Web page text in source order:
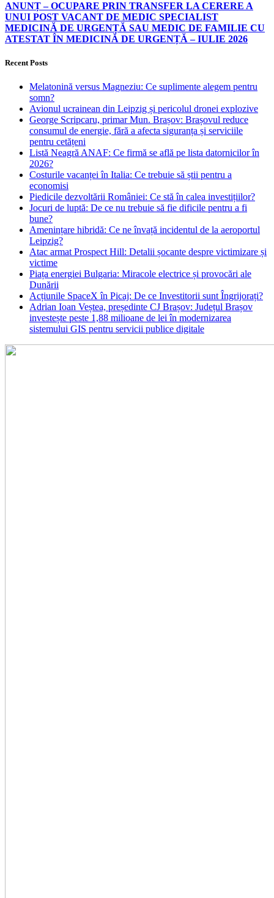
ANUNȚ – OCUPARE PRIN TRANSFER LA CERERE A
UNUI POST VACANT DE MEDIC SPECIALIST
MEDICINĂ DE URGENȚĂ SAU MEDIC DE FAMILIE CU
ATESTAT ÎN MEDICINĂ DE URGENȚĂ – IULIE 2026
Recent Posts
Melatonină versus Magneziu: Ce suplimente alegem pentru
somn?
Avionul ucrainean din Leipzig și pericolul dronei explozive
George Scripcaru, primar Mun. Brașov: Brașovul reduce
consumul de energie, fără a afecta siguranța și serviciile
pentru cetățeni
Listă Neagră ANAF: Ce firmă se află pe lista datornicilor în
2026?
Costurile vacanței în Italia: Ce trebuie să știi pentru a
economisi
Piedicile dezvoltării României: Ce stă în calea investițiilor?
Jocuri de luptă: De ce nu trebuie să fie dificile pentru a fi
bune?
Amenințare hibridă: Ce ne învață incidentul de la aeroportul
Leipzig?
Atac armat Prospect Hill: Detalii șocante despre victimizare și
victime
Piața energiei Bulgaria: Miracole electrice și provocări ale
Dunării
Acțiunile SpaceX în Picaj: De ce Investitorii sunt Îngrijorați?
Adrian Ioan Veștea, președinte CJ Brașov: Județul Brașov
investește peste 1,88 milioane de lei în modernizarea
sistemului GIS pentru servicii publice digitale